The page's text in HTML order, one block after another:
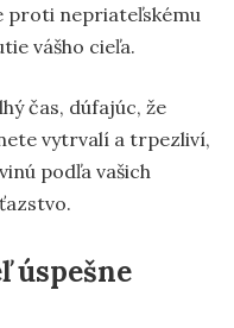
proti nepriateľskému
vášho cieľa.
čas, dúfajúc, že
vytrvalí a trpezliví,
podľa vašich
úspešne